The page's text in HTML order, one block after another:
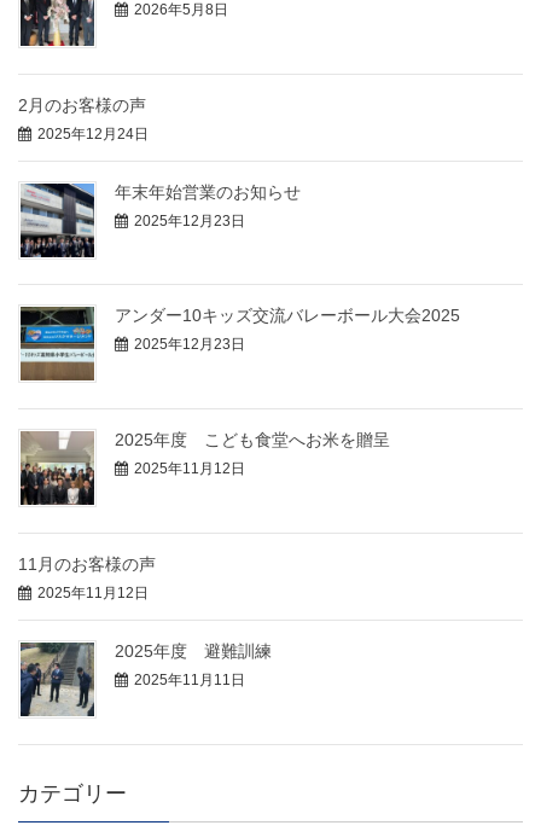
2026年5月8日
2月のお客様の声
2025年12月24日
年末年始営業のお知らせ
2025年12月23日
アンダー10キッズ交流バレーボール大会2025
2025年12月23日
2025年度 こども食堂へお米を贈呈
2025年11月12日
11月のお客様の声
2025年11月12日
2025年度 避難訓練
2025年11月11日
カテゴリー